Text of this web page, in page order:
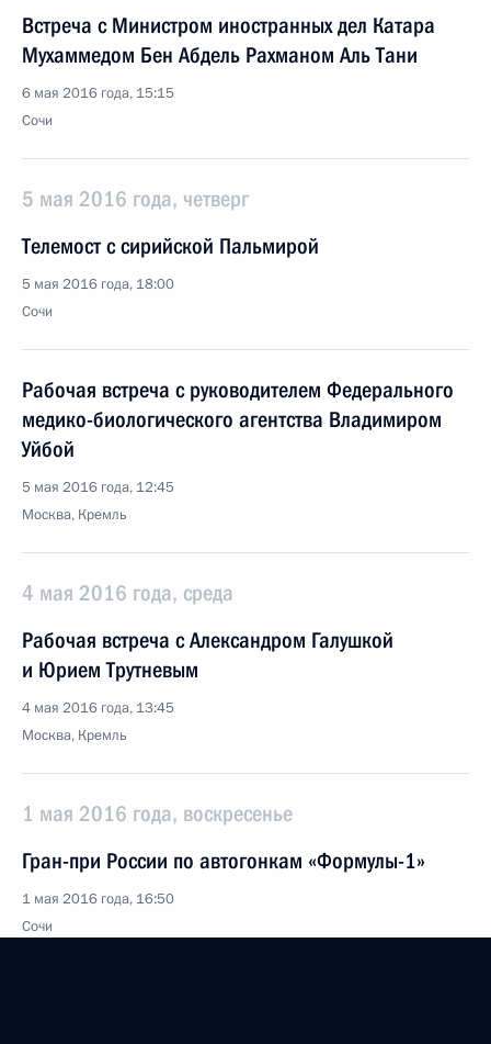
Встреча с Министром иностранных дел Катара
Мухаммедом Бен Абдель Рахманом Аль Тани
6 мая 2016 года, 15:15
Сочи
5 мая 2016 года, четверг
Телемост с сирийской Пальмирой
5 мая 2016 года, 18:00
Сочи
Рабочая встреча с руководителем Федерального
медико-биологического агентства Владимиром
Уйбой
5 мая 2016 года, 12:45
Москва, Кремль
4 мая 2016 года, среда
Рабочая встреча с Александром Галушкой
и Юрием Трутневым
4 мая 2016 года, 13:45
Москва, Кремль
1 мая 2016 года, воскресенье
Гран-при России по автогонкам «Формулы-1»
1 мая 2016 года, 16:50
Сочи